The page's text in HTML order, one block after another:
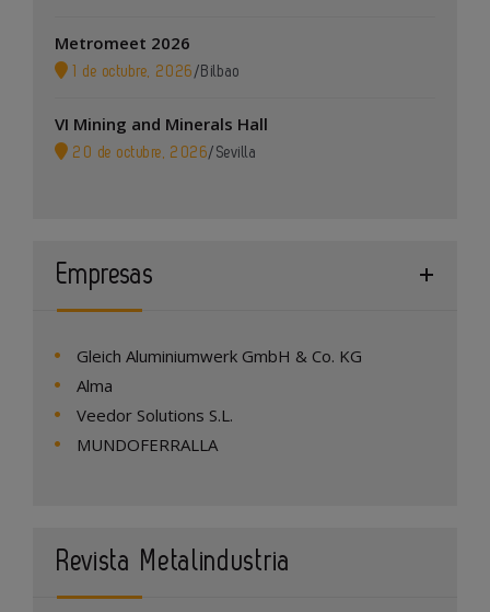
Metromeet 2026
1 de octubre, 2026 / Bilbao
VI Mining and Minerals Hall
20 de octubre, 2026/ Sevilla
Empresas
Gleich Aluminiumwerk GmbH & Co. KG
Alma
Veedor Solutions S.L.
MUNDOFERRALLA
Revista Metalindustria